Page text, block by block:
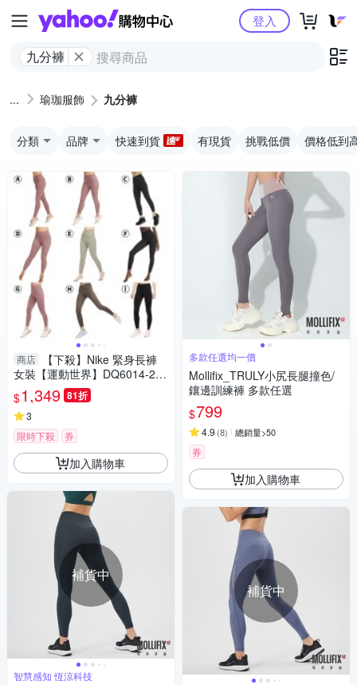
Yahoo購物中心
九分褲
登入
瑜珈服飾 九分褲
分類 品牌 快速到貨 有現貨 挑戰低價 價格低到
商店
【下殺】Nike 緊身長褲
女裝【運動世界】DQ6014-20
8/DQ5898-208/010/DQ6016-2
08/320/010/DQ5640-208/DQ5
695-237/010
$1,349 81折
3
限時下殺
券
加入購物車
補貨中
智慧感知 恆涼科技
多款任選均一價
Mollifix_TRULY小尻長腿撞色/
鑲邊訓練褲 多款任選
$799
4.9 (8) 總銷量>50
券
加入購物車
補貨中